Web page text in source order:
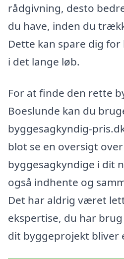
rådgivning, desto
du have, inden du
Dette kan spare dig
i det lange løb.
For at finde den rette
Boeslunde kan du
byggesagkyndig-
blot se en oversigt
byggesagkyndige i dit
også indhente og
Det har aldrig været
ekspertise, du har
dit byggeprojekt bliver